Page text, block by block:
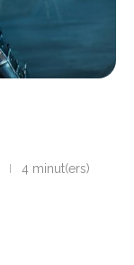
4 minut(ers)